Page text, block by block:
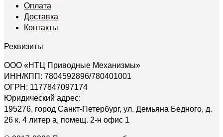
Оплата
Доставка
Контакты
Реквизиты
ООО «НТЦ Приводные Механизмы»
ИНН/КПП: 7804592896/780401001
ОГРН: 1177847097174
Юридический адрес:
195276, город Санкт-Петербург, ул. Демьяна Бедного, д.
26 к. 4 литер а, помещ. 2-н офис 1